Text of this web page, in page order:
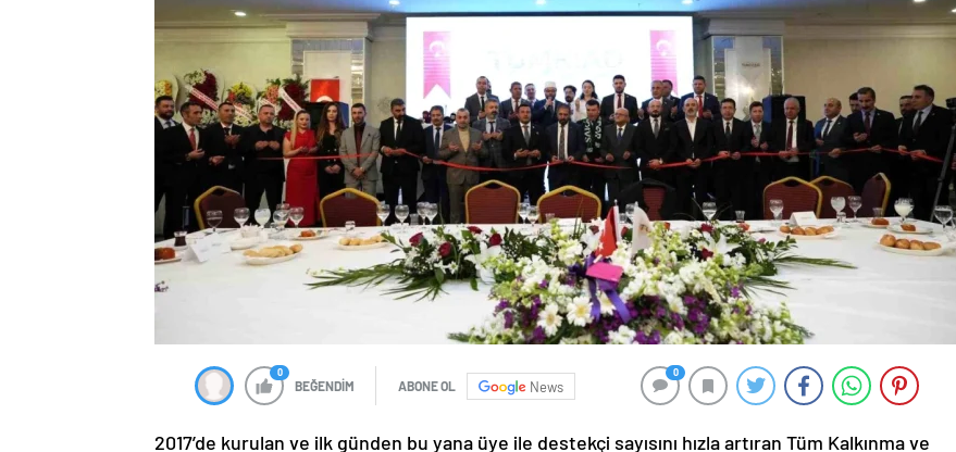
0
BEĞENDİM ABONE OL News
0
2017’de kurulan ve ilk günden bu yana üye ile destekçi sayısını hızla artıran Tüm Kalkınma ve